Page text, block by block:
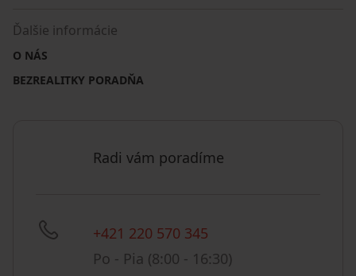
Ďalšie informácie
O NÁS
BEZREALITKY PORADŇA
Radi vám poradíme
+421 220 570 345
Po - Pia (8:00 - 16:30)